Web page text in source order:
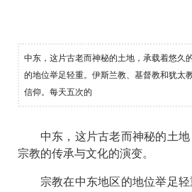
中东，这片古老而神秘的土地，承载着悠久
的地位举足轻重。伊斯兰教、基督教和犹太
信仰。每天五次的
中东，这片古老而神秘的土
宗教的传承与文化的演变。
宗教在中东地区的地位举足